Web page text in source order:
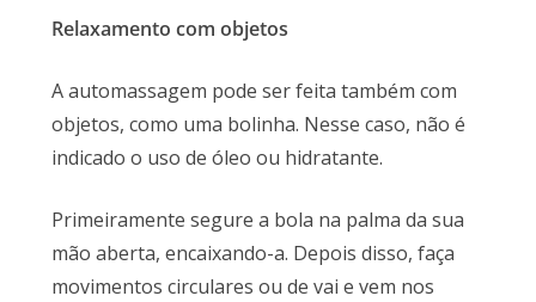
Relaxamento com objetos
A automassagem pode ser feita também com
objetos, como uma bolinha. Nesse caso, não é
indicado o uso de óleo ou hidratante.
Primeiramente segure a bola na palma da sua
mão aberta, encaixando-a. Depois disso, faça
movimentos circulares ou de vai e vem nos